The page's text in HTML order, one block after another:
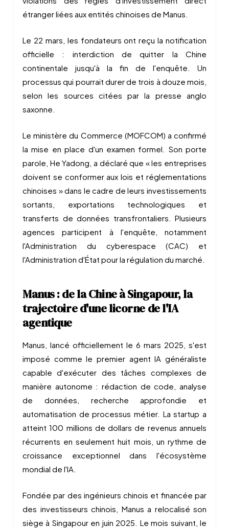
étranger liées aux entités chinoises de Manus.
Le 22 mars, les fondateurs ont reçu la notification
officielle : interdiction de quitter la Chine
continentale jusqu'à la fin de l'enquête. Un
processus qui pourrait durer de trois à douze mois,
selon les sources citées par la presse anglo
saxonne.
Le ministère du Commerce (MOFCOM) a confirmé
la mise en place d'un examen formel. Son porte
parole, He Yadong, a déclaré que « les entreprises
doivent se conformer aux lois et réglementations
chinoises » dans le cadre de leurs investissements
sortants, exportations technologiques et
transferts de données transfrontaliers. Plusieurs
agences participent à l'enquête, notamment
l'Administration du cyberespace (CAC) et
l'Administration d'État pour la régulation du marché.
Manus : de la Chine à Singapour, la
trajectoire d'une licorne de l'IA
agentique
Manus, lancé officiellement le 6 mars 2025, s'est
imposé comme le premier agent IA généraliste
capable d'exécuter des tâches complexes de
manière autonome : rédaction de code, analyse
de données, recherche approfondie et
automatisation de processus métier. La startup a
atteint 100 millions de dollars de revenus annuels
récurrents en seulement huit mois, un rythme de
croissance exceptionnel dans l'écosystème
mondial de l'IA.
Fondée par des ingénieurs chinois et financée par
des investisseurs chinois, Manus a relocalisé son
siège à Singapour en juin 2025. Le mois suivant, le